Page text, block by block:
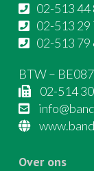
02-513 44
02-513 29
02-513 79
BTW –
02-514
Over ons